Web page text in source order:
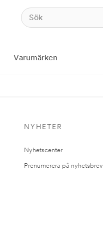
Varumärken
NYHETER
Nyhetscenter
Prenumerera på nyhetsbrev